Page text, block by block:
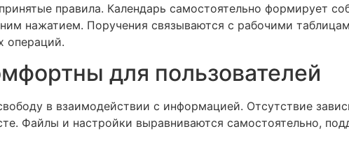
правила. Календарь самостоятельно формирует
нажатием. Поручения связываются с рабочими
операций.
для пользователей
в взаимодействии с информацией. Отсутствие
Файлы и настройки выравниваются самостоятельно,